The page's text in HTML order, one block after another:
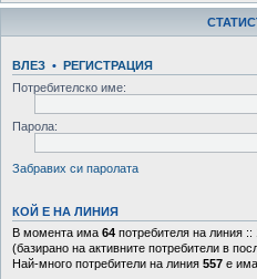
ВЛЕЗ • РЕГИСТРАЦИЯ
Потребителско име:
Парола:
Забравих си паролата
КОЙ Е НА ЛИНИЯ
В момента има 64 потребителя на линия ::
(базирано на активните потребители в
Най-много потребители на линия 557 е